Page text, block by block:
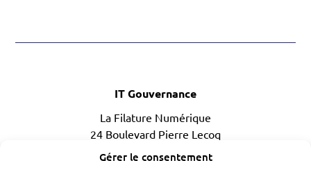
Gérer le consentement
IT Gouvernance
La Filature Numérique
24 Boulevard Pierre Lecoq
49300 CHOLET